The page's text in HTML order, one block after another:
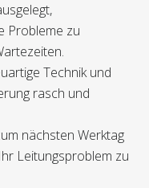
Probleme zu
Technik und
rasch und
nächsten Werktag
Leitungsproblem zu